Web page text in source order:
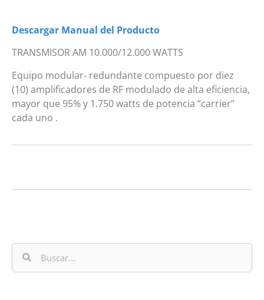
Descargar Manual del Producto
TRANSMISOR AM 10.000/12.000 WATTS
Equipo modular- redundante compuesto por diez
(10) amplificadores de RF modulado de alta eficiencia,
mayor que 95% y 1.750 watts de potencia “carrier”
cada uno .